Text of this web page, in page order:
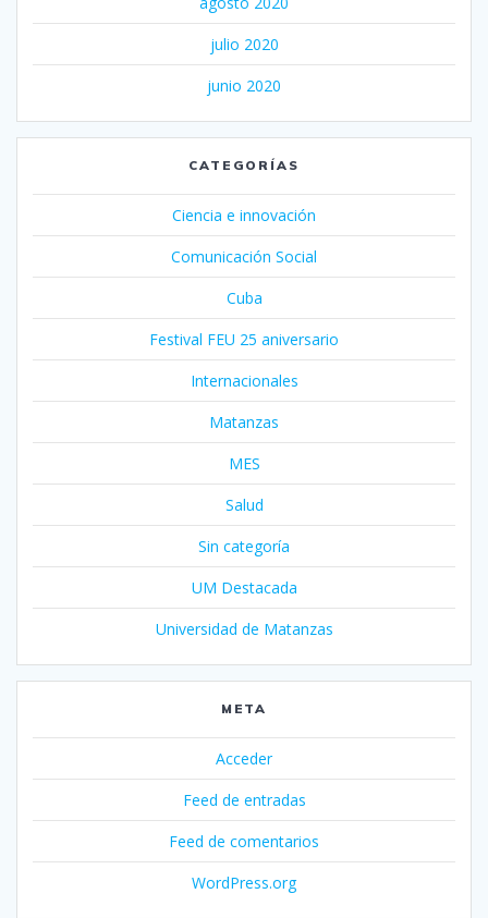
julio 2020
junio 2020
CATEGORÍAS
Ciencia e innovación
Comunicación Social
Cuba
Festival FEU 25 aniversario
Internacionales
Matanzas
MES
Salud
Sin categoría
UM Destacada
Universidad de Matanzas
META
Acceder
Feed de entradas
Feed de comentarios
WordPress.org